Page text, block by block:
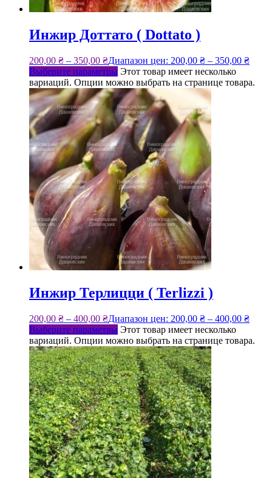
Инжир Доттато ( Dottato )
200,00 ₴ – 350,00 ₴Диапазон цен: 200,00 ₴ – 350,00 ₴
Выберите параметры Этот товар имеет несколько
вариаций. Опции можно выбрать на странице товара.
Инжир Терлицци ( Terlizzi )
200,00 ₴ – 400,00 ₴Диапазон цен: 200,00 ₴ – 400,00 ₴
Выберите параметры Этот товар имеет несколько
вариаций. Опции можно выбрать на странице товара.